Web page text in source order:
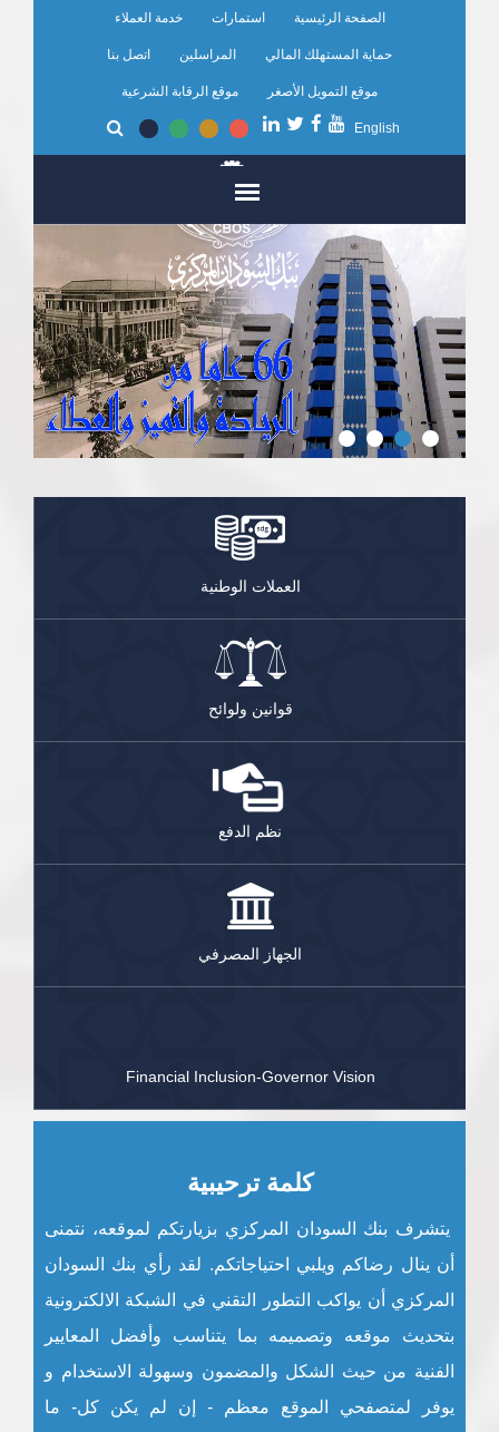
الصفحة الرئيسية استمارات خدمة العملاء
حماية المستهلك المالي المراسلين اتصل بنا
موقع التمويل الأصغر موقع الرقابة الشرعية
English
العملات الوطنية
قوانين ولوائح
نظم الدفع
الجهاز المصرفي
Financial Inclusion-Governor Vision
كلمة ترحيبية
يتشرف بنك السودان المركزي بزيارتكم لموقعه، نتمنى
أن ينال رضاكم ويلبي احتياجاتكم. لقد رأي بنك السودان
المركزي أن يواكب التطور التقني في الشبكة الالكترونية
بتحديث موقعه وتصميمه بما يتناسب وأفضل المعايير
الفنية من حيث الشكل والمضمون وسهولة الاستخدام و
يوفر لمتصفحي الموقع معظم - إن لم يكن كل- ما